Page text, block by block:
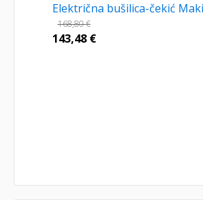
Električna bušilica-čekić
168,80€
143,48 €